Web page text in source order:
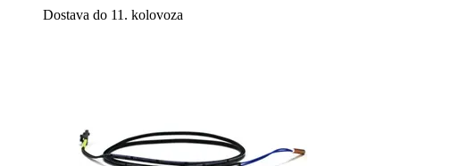
Dostava do 11. kolovoza